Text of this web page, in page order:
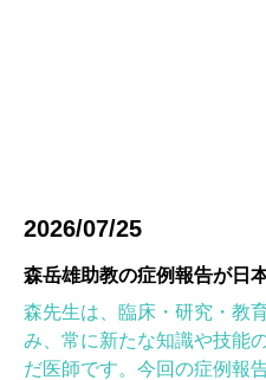
2026/07/25
森先生は、臨床・研究・教
み、常に新たな知識や技能
だ医師です。今回の症例報